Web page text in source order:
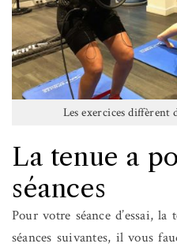
Les exercices diffèrent
La tenue a
séances
Pour votre séance d’essai,
séances suivantes, il vous